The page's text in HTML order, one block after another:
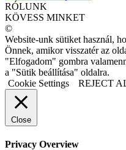
RÓLUNK
KÖVESS MINKET
©
Website-unk sütiket használ,
Önnek, amikor visszatér az
"Elfogadom" gombra
a "Sütik beállítása" oldalra.
Cookie Settings
REJECT
Close
Privacy Overview